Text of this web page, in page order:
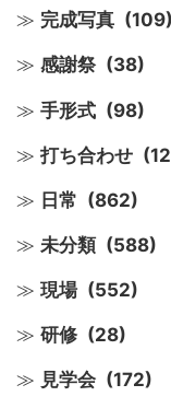
完成写真 (109)
感謝祭 (38)
手形式 (98)
打ち合わせ
日常 (862)
未分類 (588)
現場 (552)
研修 (28)
見学会 (172)